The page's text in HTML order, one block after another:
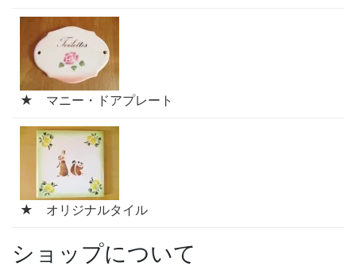
★ マニー・ドアプレート
★ オリジナルタイル
ショップについて